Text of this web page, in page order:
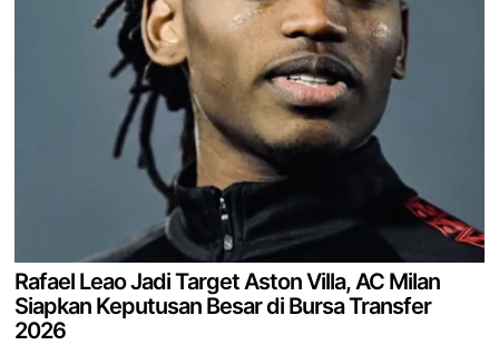
Rafael Leao Jadi Target Aston Villa, AC Milan
Siapkan Keputusan Besar di Bursa Transfer
2026